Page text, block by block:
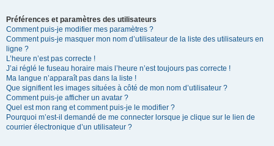
Préférences et paramètres des utilisateurs
Comment puis-je modifier mes paramètres ?
Comment puis-je masquer mon nom d’utilisateur de la liste des utilisateurs en
ligne ?
L’heure n’est pas correcte !
J’ai réglé le fuseau horaire mais l’heure n’est toujours pas correcte !
Ma langue n’apparaît pas dans la liste !
Que signifient les images situées à côté de mon nom d’utilisateur ?
Comment puis-je afficher un avatar ?
Quel est mon rang et comment puis-je le modifier ?
Pourquoi m’est-il demandé de me connecter lorsque je clique sur le lien de
courrier électronique d’un utilisateur ?